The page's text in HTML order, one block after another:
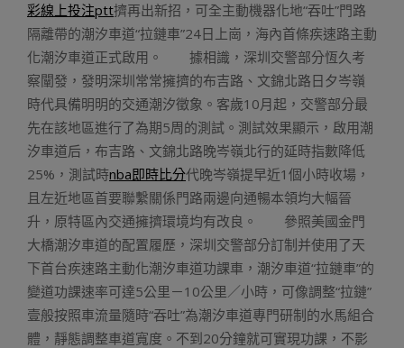
彩線上投注ptt擠再出新招，可全主動機器化地“吞吐”門路
隔離帶的潮汐車道“拉鏈車”24日上崗，海內首條疾速路主動
化潮汐車道正式啟用。 據相識，深圳交警部分恆久考
察闡發，發明深圳常常擁擠的布吉路、文錦北路日夕岑嶺
時代具備明明的交通潮汐徵象。客歲10月起，交警部分最
先在該地區進行了為期5周的測試。測試效果顯示，啟用潮
汐車道后，布吉路、文錦北路晚岑嶺北行的延時指數降低
25%，測試時nba即時比分代晚岑嶺提早近1個小時收場，
且左近地區首要聯繫關係門路兩邊向通暢本領均大幅晉
升，原特區內交通擁擠環境均有改良。 參照美國金門
大橋潮汐車道的配置履歷，深圳交警部分訂制并使用了天
下首台疾速路主動化潮汐車道功課車，潮汐車道“拉鏈車”的
變道功課速率可達5公里－10公里／小時，可像調整“拉鏈”
壹般按照車流量隨時“吞吐”為潮汐車道專門研制的水馬組合
體，靜態調整車道寬度。不到20分鐘就可實現功課，不影